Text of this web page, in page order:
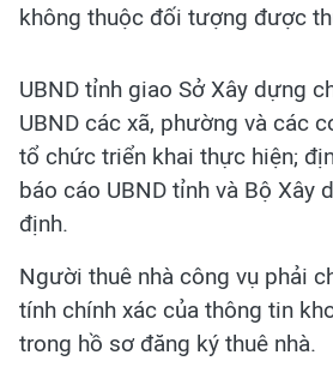
không thuộc đối tượng được
UBND tỉnh giao Sở Xây dựng
UBND các xã, phường và các
tổ chức triển khai thực hiện;
báo cáo UBND tỉnh và Bộ Xây
định.
Người thuê nhà công vụ phải
tính chính xác của thông tin
trong hồ sơ đăng ký thuê nhà.